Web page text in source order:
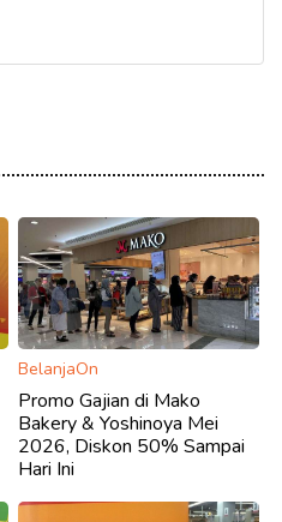
BelanjaOn
Promo Gajian di Mako
Bakery & Yoshinoya Mei
2026, Diskon 50% Sampai
Hari Ini